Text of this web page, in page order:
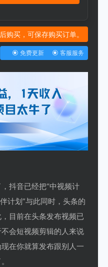
购买，可保存购买订单。
免费更新 客服服务
抖音已经把“中视频计
计划”与此同时，头条的
目前在头条发布视频已
会短视频剪辑的人来说
在你就算发布跟别人一